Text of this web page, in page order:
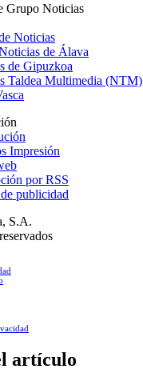
Grupo Noticias
Noticias
de Álava
de Gipuzkoa
Taldea Multimedia (NTM)
Impresión
por RSS
publicidad
S.A.
artículo